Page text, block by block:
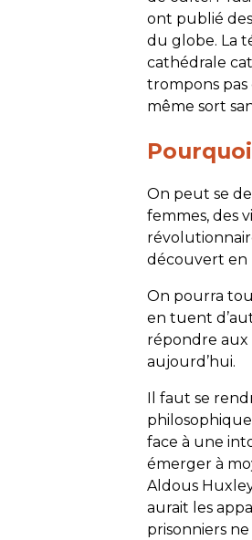
ont publié
du globe. La
cathédrale
trompons pas
même sort
On peut se
femmes, des
découvert en
On pourra
en tuent
répondre aux
aujourd’hui.
Il faut se
face à une
émerger à
Aldous
aurait les
prisonniers ne